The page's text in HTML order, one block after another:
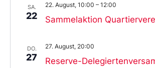
SA.
22 Sammelaktion
22. August, 10:00 – 12:00
DO.
27 Reserve-
27. August, 20:00